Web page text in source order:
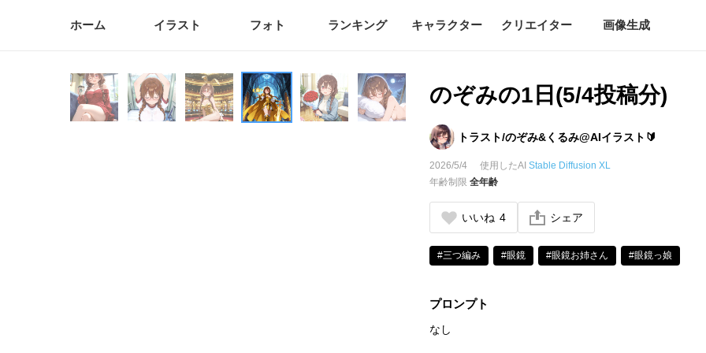
ホーム イラスト フォト ランキング キャラクター クリエイター 画像生成
のぞみの1日(5/4投稿分)
トラスト/のぞみ&くるみ@AIイラスト🔰
2026/5/4 使用したAIStable Diffusion XL
年齢制限全年齢
いいね 4 シェア
#三つ編み #眼鏡 #眼鏡お姉さん #眼鏡っ娘
プロンプト
なし